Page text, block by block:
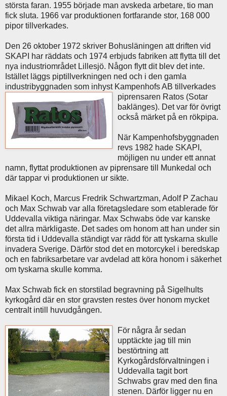
största faran. 1955 började man avskeda arbetare, tio man
fick sluta. 1966 var produktionen fortfarande stor, 168 000
pipor tillverkades.
Den 26 oktober 1972 skriver Bohusläningen att driften vid
SKAPI har räddats och 1974 erbjuds fabriken att flytta till det
nya industriområdet Lillesjö. Någon flytt dit blev det inte.
Istället läggs piptillverkningen ned och i den gamla
industribyggnaden som inhyst Kampenhofs AB tillverkades
piprensaren Ratos (Sotar
baklänges). Det var för övrigt
också märket på en rökpipa.
När Kampenhofsbyggnaden
revs 1982 hade SKAPI,
möjligen nu under ett annat
namn, flyttat produktionen av piprensare till Munkedal och
där tappar vi produktionen ur sikte.
Mikael Koch, Marcus Fredrik Schwartzman, Adolf P Zachau
och Max Schwab var alla företagsledare som etablerade för
Uddevalla viktiga näringar. Max Schwabs öde var kanske
det allra märkligaste. Det sades om honom att han under sin
första tid i Uddevalla ständigt var rädd för att tyskarna skulle
invadera Sverige. Därför stod det en motorcykel i beredskap
och en fabriksarbetare var avdelad att köra honom i säkerhet
om tyskarna skulle komma.
Max Schwab fick en storstilad begravning på Sigelhults
kyrkogård där en stor gravsten restes över honom mycket
centralt intill huvudgången.
För några år sedan
upptäckte jag till min
bestörtning att
Kyrkogårdsförvaltningen i
Uddevalla tagit bort
Schwabs grav med den fina
stenen. Därför ligger nu en